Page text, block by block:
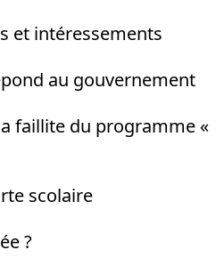
et intéressements
au gouvernement
faillite du programme «
scolaire
?